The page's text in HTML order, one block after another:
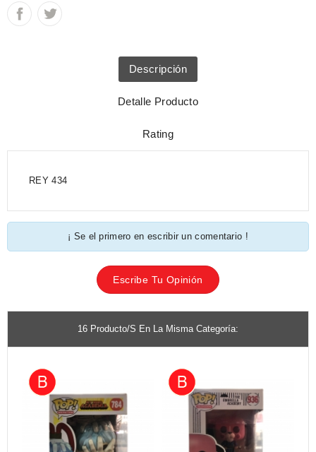
Descripción
Detalle Producto
Rating
REY 434
¡ Se el primero en escribir un comentario !
Escribe Tu Opinión
16 Producto/s En La Misma Categoría: